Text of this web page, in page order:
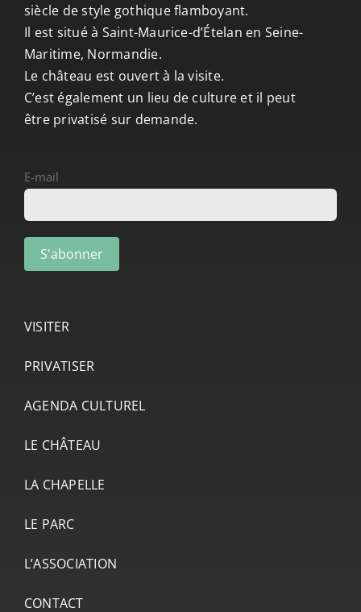
siècle de style gothique flamboyant.
Il est situé à Saint-Maurice-d’Ételan en Seine-
Maritime, Normandie.
Le château est ouvert à la visite.
C’est également un lieu de culture et il peut
être privatisé sur demande.
E-mail
VISITER
PRIVATISER
AGENDA CULTUREL
LE CHÂTEAU
LA CHAPELLE
LE PARC
L’ASSOCIATION
CONTACT